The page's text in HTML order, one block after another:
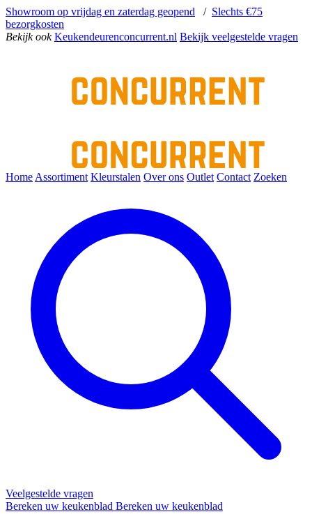
Showroom op vrijdag en zaterdag geopend / Slechts €75
bezorgkosten
Bekijk ook Keukendeurenconcurrent.nl Bekijk veelgestelde vragen
Home Assortiment Kleurstalen Over ons Outlet Contact Zoeken
Veelgestelde vragen
Bereken uw keukenblad Bereken uw keukenblad